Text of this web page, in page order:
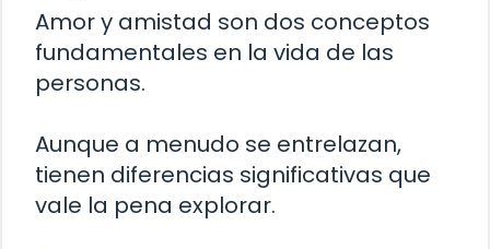
Amor y amistad son dos conceptos
fundamentales en la vida de las
personas.
Aunque a menudo se entrelazan,
tienen diferencias significativas que
vale la pena explorar.